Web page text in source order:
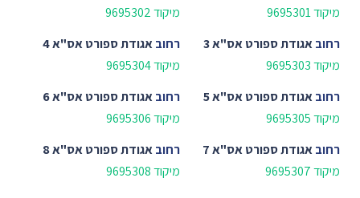
מיקוד 9695301
מיקוד 9695302
רחובאגודת ספורט אס"א 3
מיקוד 9695303
רחובאגודת ספורט אס"א 4
מיקוד 9695304
רחובאגודת ספורט אס"א 5
מיקוד 9695305
רחובאגודת ספורט אס"א 6
מיקוד 9695306
רחובאגודת ספורט אס"א 7
מיקוד 9695307
רחובאגודת ספורט אס"א 8
מיקוד 9695308